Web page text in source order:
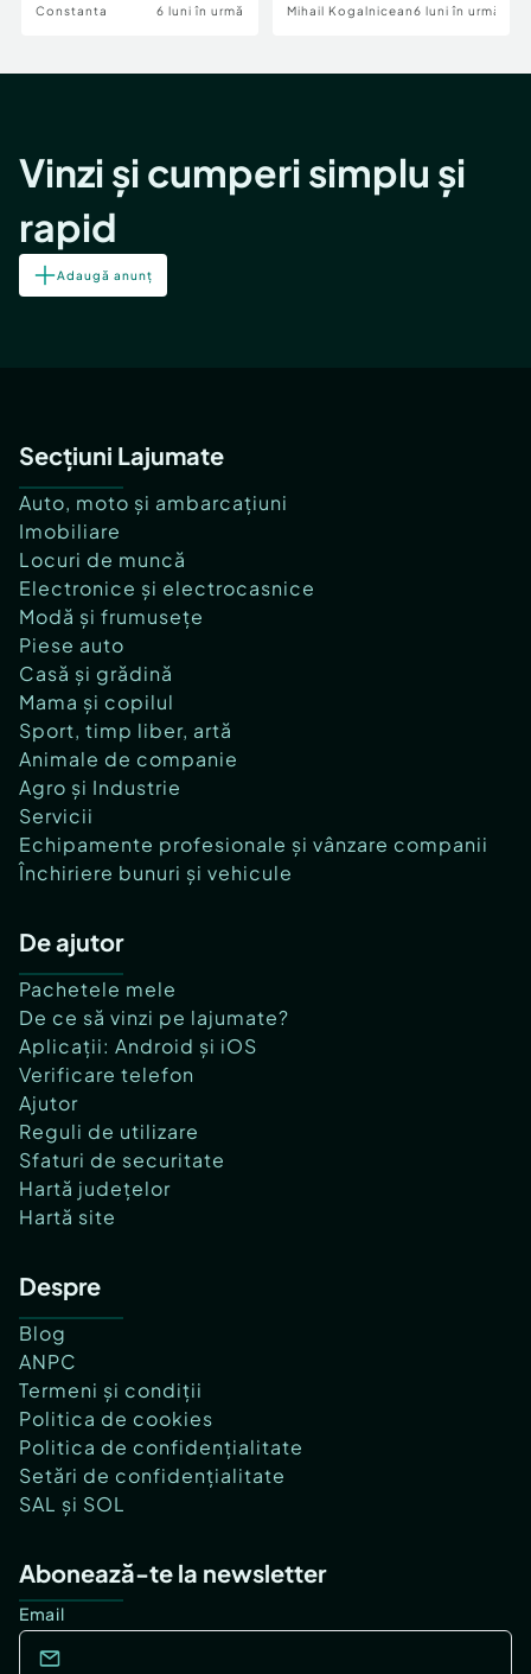
Constanta 6 luni în urmă Mihail Kogalniceanu6 luni în urmă
Vinzi și cumperi simplu și
rapid
Adaugă anunț
Secțiuni Lajumate
Auto, moto și ambarcațiuni
Imobiliare
Locuri de muncă
Electronice și electrocasnice
Modă și frumusețe
Piese auto
Casă și grădină
Mama și copilul
Sport, timp liber, artă
Animale de companie
Agro și Industrie
Servicii
Echipamente profesionale și vânzare companii
Închiriere bunuri și vehicule
De ajutor
Pachetele mele
De ce să vinzi pe lajumate?
Aplicații: Android și iOS
Verificare telefon
Ajutor
Reguli de utilizare
Sfaturi de securitate
Hartă județelor
Hartă site
Despre
Blog
ANPC
Termeni și condiții
Politica de cookies
Politica de confidențialitate
Setări de confidențialitate
SAL și SOL
Abonează-te la newsletter
Email